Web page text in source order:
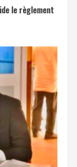
le règlement